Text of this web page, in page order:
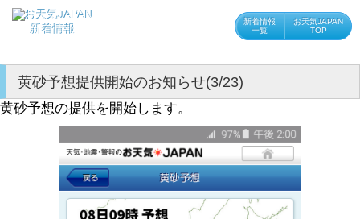
新着情報
新着情報
一覧
お天気JAPAN
TOP
黄砂予想提供開始のお知らせ(3/23)
黄砂予想の提供を開始します。